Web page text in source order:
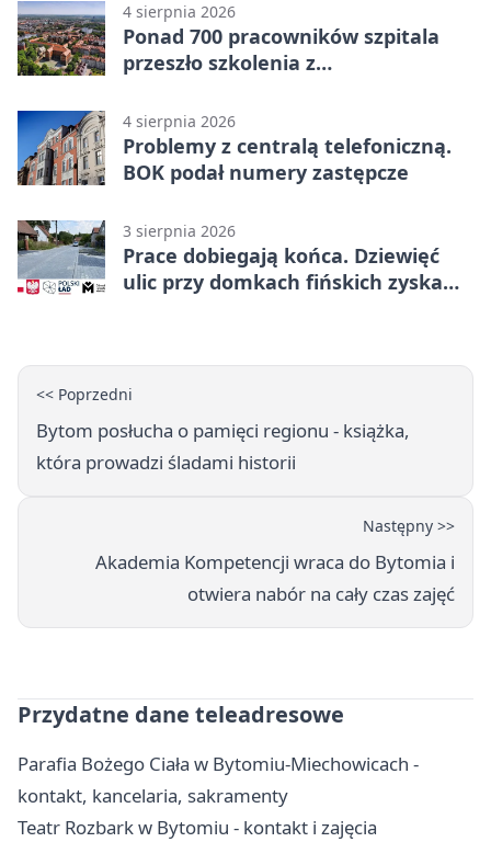
4 sierpnia 2026
Ponad 700 pracowników szpitala
przeszło szkolenia z
4 sierpnia 2026
Problemy z centralą telefoniczną.
BOK podał numery zastępcze
3 sierpnia 2026
Prace dobiegają końca. Dziewięć
ulic przy domkach fińskich zyska
<< Poprzedni
Bytom posłucha o pamięci regionu - książka,
która prowadzi śladami historii
Następny >>
Akademia Kompetencji wraca do Bytomia i
otwiera nabór na cały czas zajęć
Przydatne dane teleadresowe
Parafia Bożego Ciała w Bytomiu-Miechowicach -
kontakt, kancelaria, sakramenty
Teatr Rozbark w Bytomiu - kontakt i zajęcia